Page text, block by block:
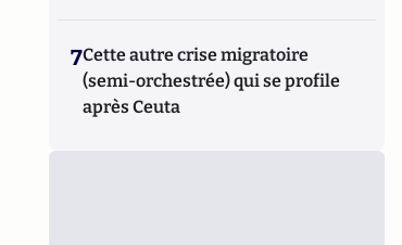
7Cette autre crise migratoire
(semi-orchestrée) qui se profile
après Ceuta